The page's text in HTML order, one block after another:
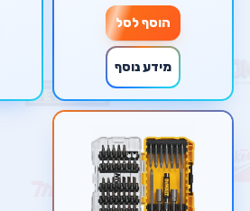
הוסף לסל
מידע נוסף